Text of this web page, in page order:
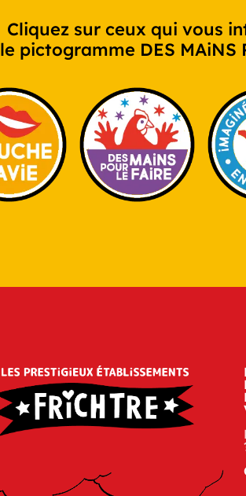
Cliquez sur ceux qui vous
le pictogramme DES MAiNS